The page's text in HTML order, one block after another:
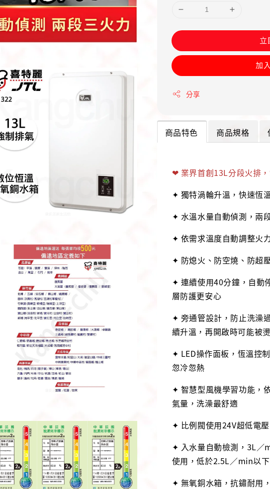
立
加
分享
商品特色 商品規格
❤ 業界首創13L分段火排
✦ 獨特渦輪升溫，快速恆
✦ 水溫水量自動偵測，兩
✦ 依需求溫度自動調整火
✦ 防熄火、防空燒、防超
✦ 連續使用40分鐘，自動
層防護更安心
✦ 旁通管設計，防止洗澡
續升溫，再開啟時可能被
✦ LED操作面板，恆溫控
忽冷忽熱
✦ 智慧型風機學習功能，
氣量，洗澡最舒適
✦ 比例閥使用24V超低電
✦ 入水量自動檢測，3L／
使用，低於2.5L／min以
✦ 無氧銅水箱，抗鏽耐用